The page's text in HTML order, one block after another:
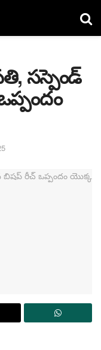
సస్పెండ్